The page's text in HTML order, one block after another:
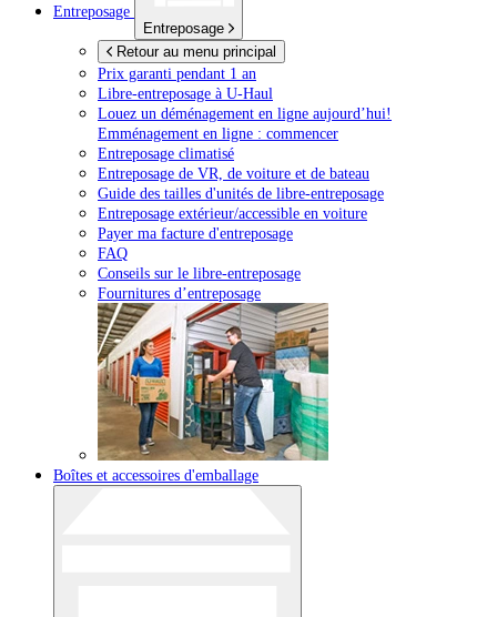
Entreposage
Entreposage
Retour au menu principal
Prix garanti pendant 1 an
Libre-entreposage à U-Haul
Louez un déménagement en ligne aujourd’hui!
Emménagement en ligne : commencer
Entreposage climatisé
Entreposage de VR, de voiture et de bateau
Guide des tailles d'unités de libre-entreposage
Entreposage extérieur/accessible en voiture
Payer ma facture d'entreposage
FAQ
Conseils sur le libre-entreposage
Fournitures d’entreposage
Boîtes et accessoires d'emballage